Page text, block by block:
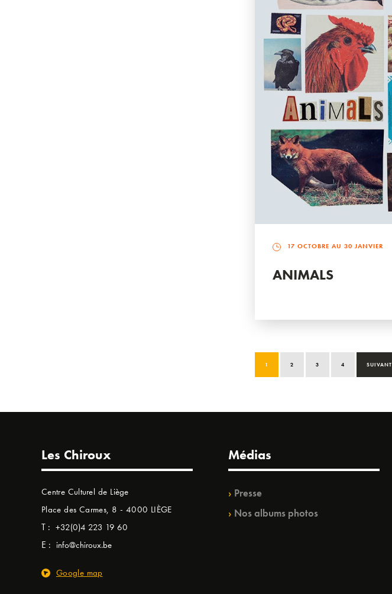
17 OCTOBRE AU 30 JANVIER
ANIMALS
1 2 3 4 SUIVANT
Les Chiroux
Centre Culturel de Liège
Place des Carmes, 8 - 4000 LIÈGE
T : +32(0)4 223 19 60
E : info@chiroux.be
Google map
Médias
Presse
Nos albums photos